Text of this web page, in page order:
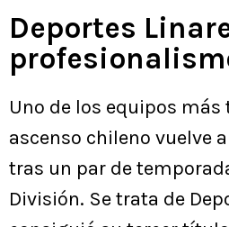
Deportes
Uno de los equipos
ascenso chileno vuelve
tras un par de
División. Se trata de